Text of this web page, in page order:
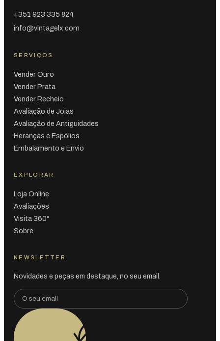
+351 923 335 824
info@vintagelx.com
SERVIÇOS
Vender Ouro
Vender Prata
Vender Recheio
Avaliação de Joias
Avaliação de Antiguidades
Heranças e Espólios
Embalamento e Envio
EXPLORAR
Loja Online
Avaliações
Visita 360°
Sobre
NEWSLETTER
Novidades e peças em destaque, no seu email.